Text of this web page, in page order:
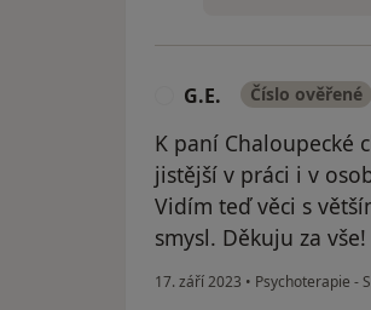
G.E. Číslo ověřené
K paní Chaloupecké
jistější v práci i v
Vidím teď věci s
smysl. Děkuju za
17. září 2023 • Psychoterapie -